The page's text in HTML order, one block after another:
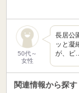
50代～
女性
長居公
ッと凝
が、ビ…
関連情報から探す